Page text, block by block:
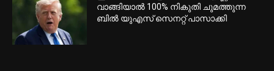
വാങ്ങിയാല്‍ 100% നികുതി ചുമത്തുന്ന
ബില്‍ യുഎസ് സെനറ്റ് പാസാക്കി